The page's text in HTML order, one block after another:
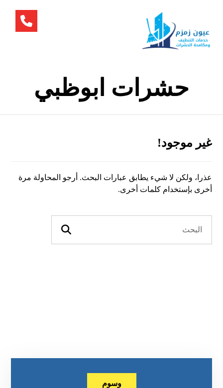
حشرات ابوظبي
غير موجود!
عذرا، ولكن لا شيء يطابق عبارات البحث. أرجو المحاولة مرة
أخرى بإستخدام كلمات أخرى.
وسوم